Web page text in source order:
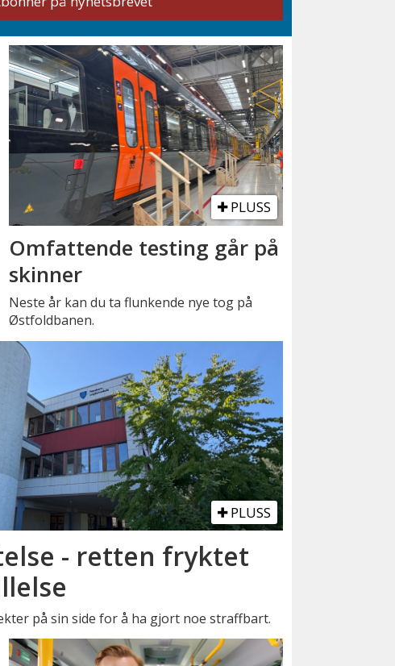
PLUSS
Omfattende testing går på
skinner
Neste år kan du ta flunkende nye tog på
Østfoldbanen.
PLUSS
- retten fryktet
på sin side for å ha gjort noe straffbart.